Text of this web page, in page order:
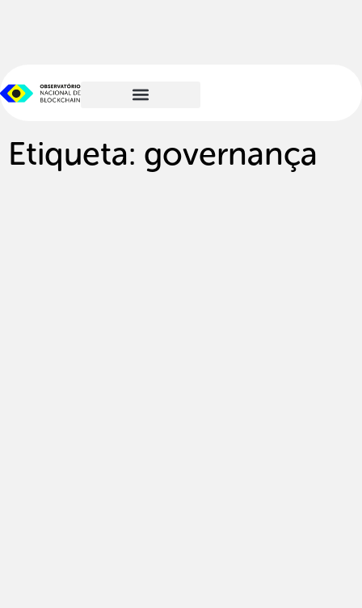
Etiqueta: governança